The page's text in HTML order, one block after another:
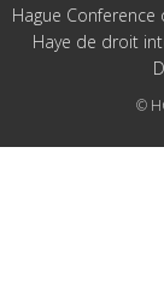
Hague
Haye de droit
©